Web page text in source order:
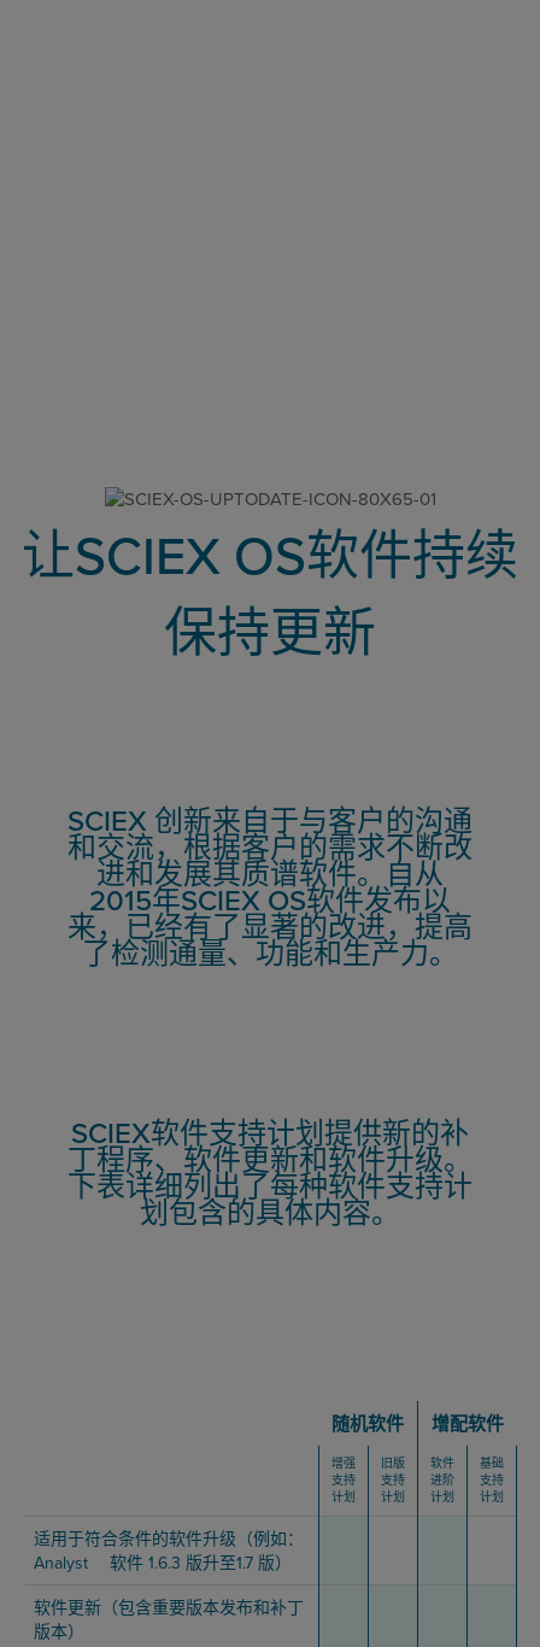
让SCIEX OS软件持续
保持更新
SCIEX 创新来自于与客户的沟通
和交流，根据客户的需求不断改
进和发展其质谱软件。自从
2015年SCIEX OS软件发布以
来，已经有了显著的改进，提高
了检测通量、功能和生产力。
SCIEX软件支持计划提供新的补
丁程序、软件更新和软件升级。
下表详细列出了每种软件支持计
划包含的具体内容。
随机软件 增配软件
增强
支持
计划
旧版
支持
计划
软件
进阶
计划
基础
支持
计划
适用于符合条件的软件升级（例如：
Analyst ™软件 1.6.3 版升至1.7 版）
软件更新（包含重要版本发布和补丁
版本）